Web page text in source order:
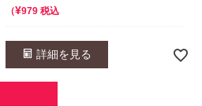
¥979 税込
詳細を見る